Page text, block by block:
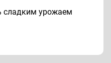
сладким урожаем